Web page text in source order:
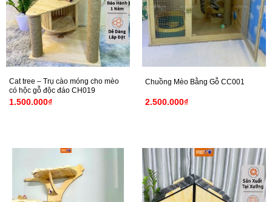
Cat tree – Trụ cào móng cho mèo
có hộc gỗ độc đáo CH019
1.500.000₫
Chuồng Mèo Bằng Gỗ CC001
2.500.000₫